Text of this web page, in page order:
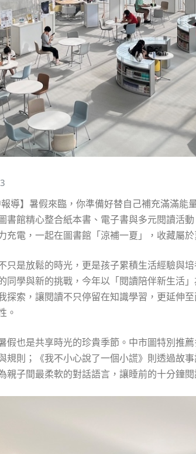
報導】暑假來臨，你準備好替自己補充滿滿
書館精心整合紙本書、電子書與多元閱讀活
充電，一起在圖書館「涼補一夏」，收藏屬
只是放鬆的時光，更是孩子累積生活經驗與
同學與新的挑戰，今年以「閱讀陪伴新生活
探索，讓閱讀不只停留在知識學習，更延伸
。
假也是共享時光的珍貴季節。中市圖特別推
規則；《我不小心說了一個小謊》則透過故
親子間最柔軟的對話語言，讓睡前的十分鐘